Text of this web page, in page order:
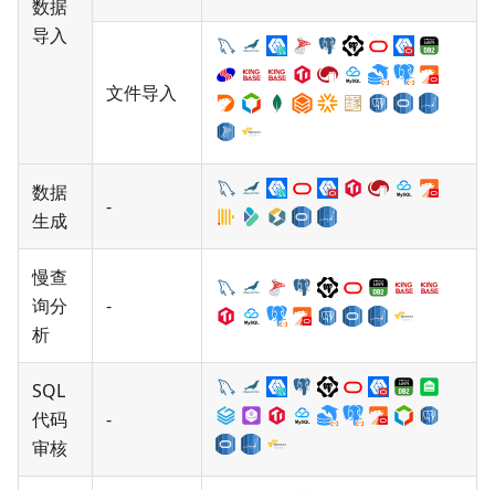
数据
导入
文件导入
数据
生成
-
慢查
询分
析
-
SQL
代码
审核
-